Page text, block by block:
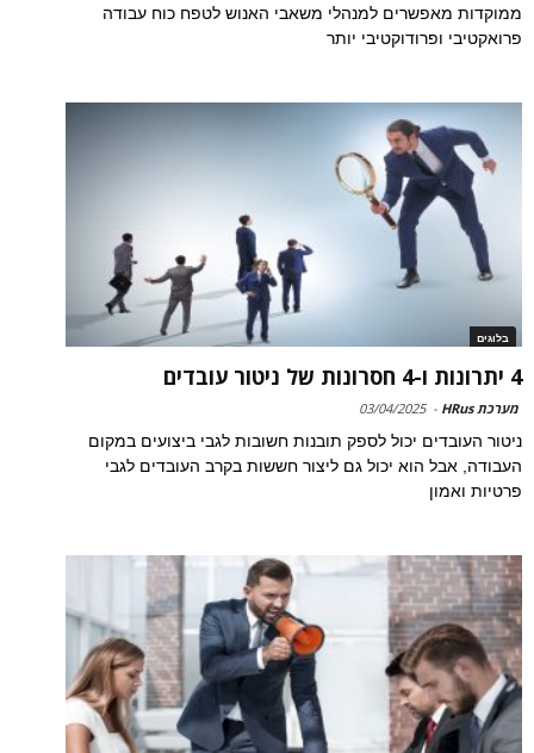
ממוקדות מאפשרים למנהלי משאבי האנוש לטפח כוח עבודה
פרואקטיבי ופרודוקטיבי יותר
בלוגים
4 יתרונות ו-4 חסרונות של ניטור עובדים
מערכת HRus -
03/04/2025
ניטור העובדים יכול לספק תובנות חשובות לגבי ביצועים במקום
העבודה, אבל הוא יכול גם ליצור חששות בקרב העובדים לגבי
פרטיות ואמון